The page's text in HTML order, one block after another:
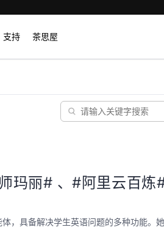
支持 茶思屋
玛丽# 、#阿里云百炼
，具备解决学生英语问题的多种功能。